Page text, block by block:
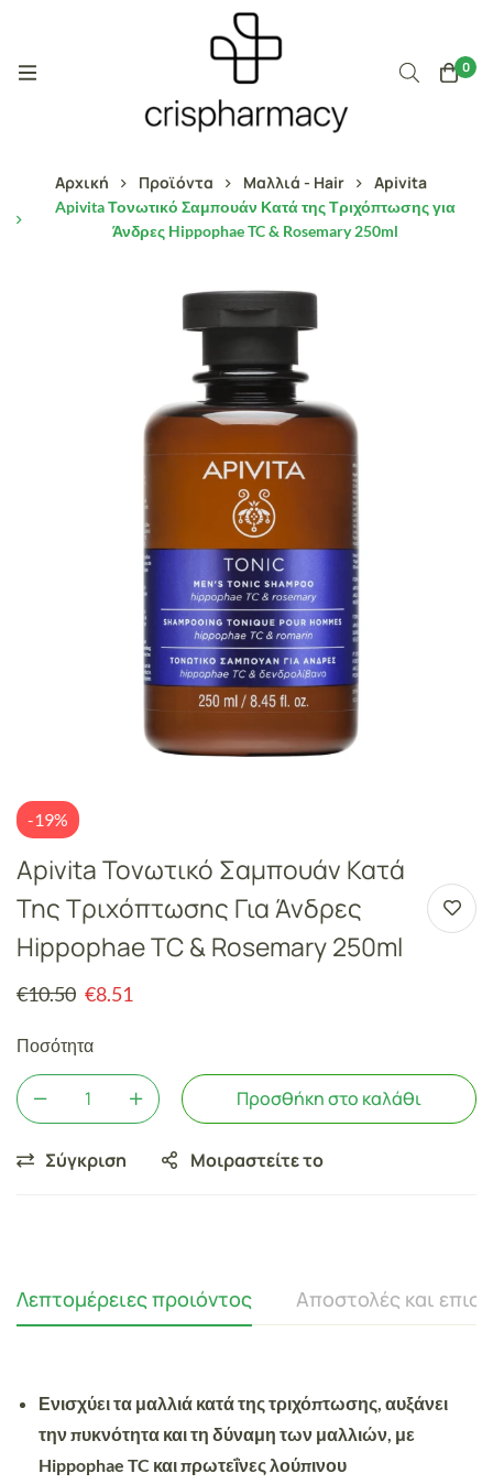
0
Αρχική Προϊόντα Μαλλιά - Hair Apivita
Apivita Τονωτικό Σαμπουάν Κατά της Τριχόπτωσης για
Άνδρες Hippophae TC & Rosemary 250ml
-19%
Apivita Τονωτικό Σαμπουάν Κατά
Της Τριχόπτωσης Για Άνδρες
Hippophae TC & Rosemary 250ml
€10.50 €8.51
Ποσότητα
Προσθήκη στο καλάθι
Σύγκριση Μοιραστείτε το
Λεπτομέρειες προιόντος Αποστολές και
Ενισχύει τα μαλλιά κατά της τριχόπτωσης, αυξάνει
την πυκνότητα και τη δύναμη των μαλλιών, με
Hippophae TC και πρωτεΐνες λούπινου